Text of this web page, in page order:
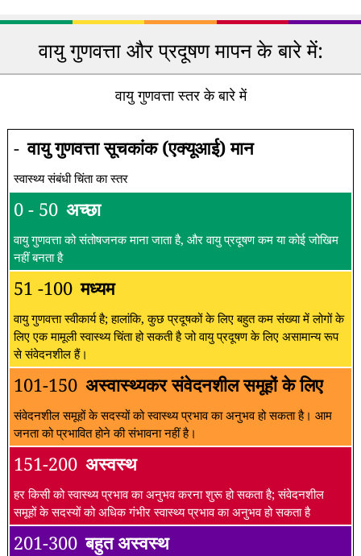
वायु गुणवत्ता और प्रदूषण मापन के बारे में:
वायु गुणवत्ता स्तर के बारे में
- वायु गुणवत्ता सूचकांक (एक्यूआई) मान
स्वास्थ्य संबंधी चिंता का स्तर
0 - 50 अच्छा
वायु गुणवत्ता को संतोषजनक माना जाता है, और वायु प्रदूषण कम या कोई जोखिम
नहीं बनता है
51 -100 मध्यम
वायु गुणवत्ता स्वीकार्य है; हालांकि, कुछ प्रदूषकों के लिए बहुत कम संख्या में लोगों के
लिए एक मामूली स्वास्थ्य चिंता हो सकती है जो वायु प्रदूषण के लिए असामान्य रूप
से संवेदनशील हैं।
101-150 अस्वास्थ्यकर संवेदनशील समूहों के लिए
संवेदनशील समूहों के सदस्यों को स्वास्थ्य प्रभाव का अनुभव हो सकता है। आम
जनता को प्रभावित होने की संभावना नहीं है।
151-200 अस्वस्थ
हर किसी को स्वास्थ्य प्रभाव का अनुभव करना शुरू हो सकता है; संवेदनशील
समूहों के सदस्यों को अधिक गंभीर स्वास्थ्य प्रभाव का अनुभव हो सकता है
201-300 बहुत अस्वस्थ